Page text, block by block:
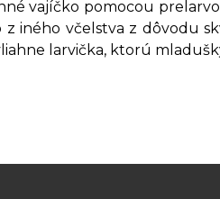
vajíčko pomocou
iného včelstva z dôvodu
larvička, ktorú